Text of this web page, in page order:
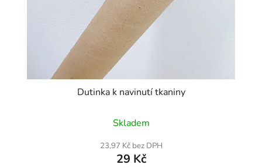
Dutinka k navinutí tkaniny
Skladem
23,97 Kč bez DPH
29 Kč